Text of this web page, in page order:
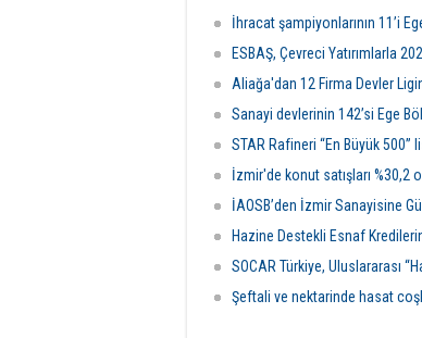
ayında ihracatını yüzde 4 artırarak
milyon dolara çıkardı ve istikrarlı
büyümesini sürdürdü.
İhracat şampiyonlarının 11’i
ESBAŞ, Çevreci Yatırımlarla
Aliağa'dan 12 Firma Devler
Sanayi devlerinin 142’si Ege
STAR Rafineri “En Büyük
İzmir'de konut satışları %30,2
İAOSB’den İzmir Sanayisine
Hazine Destekli Esnaf
SOCAR Türkiye, Uluslararası
Şeftali ve nektarinde hasat